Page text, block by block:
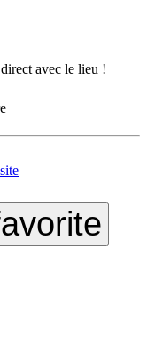
avec le lieu !